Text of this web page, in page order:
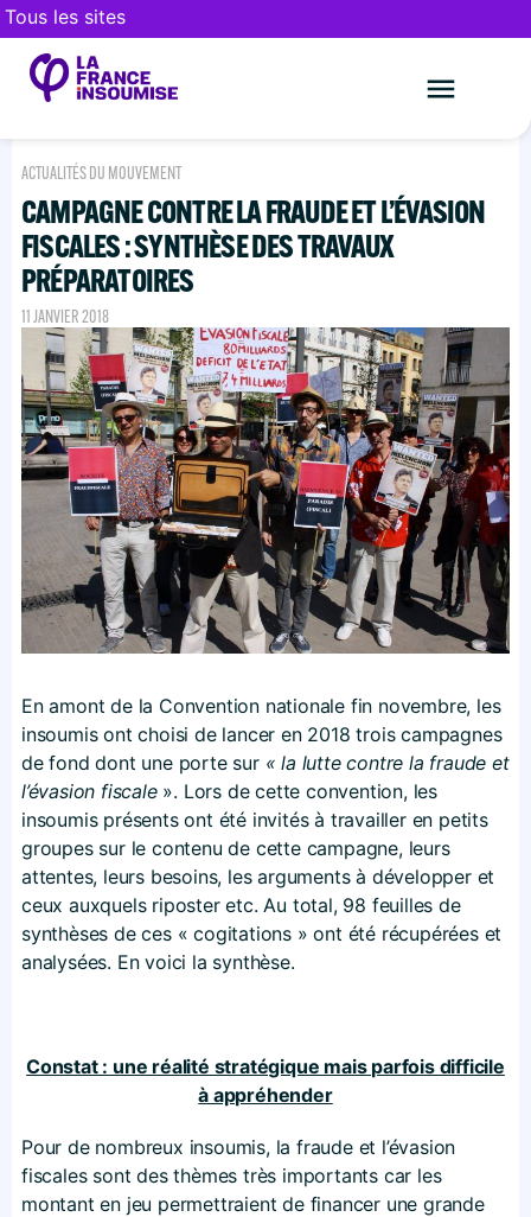
Tous les sites
ACTUALITÉS DU MOUVEMENT
CAMPAGNE CONTRE LA FRAUDE ET L’ÉVASION
FISCALES : SYNTHÈSE DES TRAVAUX
PRÉPARATOIRES
11 JANVIER 2018
En amont de la Convention nationale fin novembre, les
insoumis ont choisi de lancer en 2018 trois campagnes
de fond dont une porte sur « la lutte contre la fraude et
l’évasion fiscale». Lors de cette convention, les
insoumis présents ont été invités à travailler en petits
groupes sur le contenu de cette campagne, leurs
attentes, leurs besoins, les arguments à développer et
ceux auxquels riposter etc. Au total, 98 feuilles de
synthèses de ces « cogitations » ont été récupérées et
analysées. En voici la synthèse.
Constat : une réalité stratégique mais parfois difficile
à appréhender
Pour de nombreux insoumis, la fraude et l’évasion
fiscales sont des thèmes très importants car les
montant en jeu permettraient de financer une grande